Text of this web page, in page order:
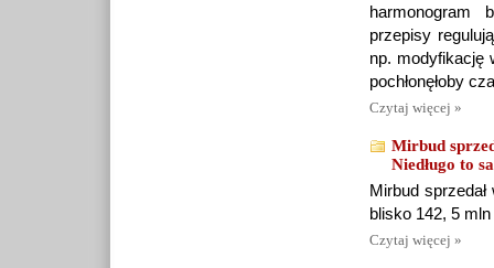
harmonogram
przepisy
np. modyfikację
pochłonęłoby
Czytaj więcej »
Mirbud
Niedługo to
Mirbud
blisko 142, 5
Czytaj więcej »